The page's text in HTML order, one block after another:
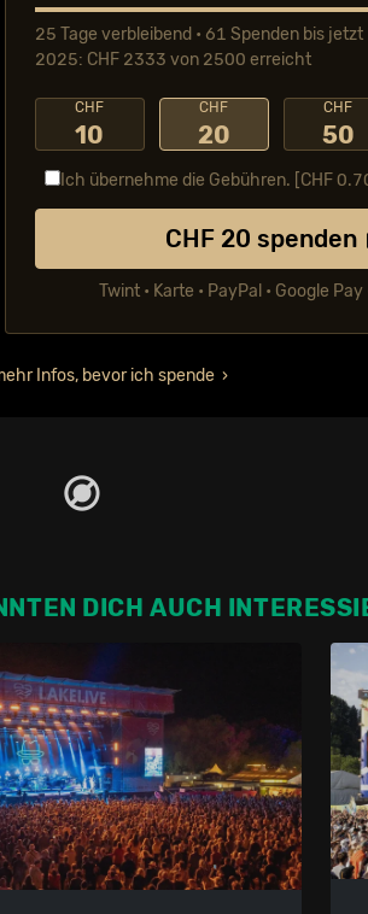
25 Tage verbleibend • 61 Spenden bis jetzt
2025: CHF 2333 von 2500 erreicht
CHF
10
CHF
20
CHF
50
Ich übernehme die Gebühren. [CHF
CHF 20 spenden
Twint • Karte • PayPal • Google
Infos, bevor ich spende
DICH AUCH